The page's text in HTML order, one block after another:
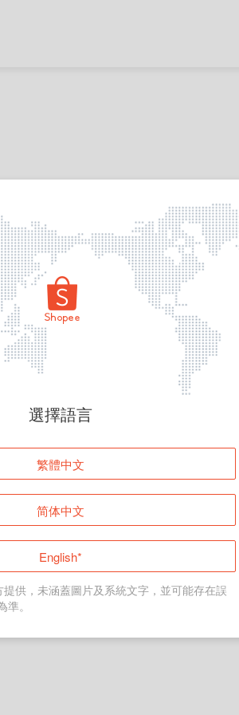
頁面無法顯示
登入
返回首頁
選擇語言
繁體中文
简体中文
English*
供，未涵蓋圖片及系統文字，並可能存在誤
。